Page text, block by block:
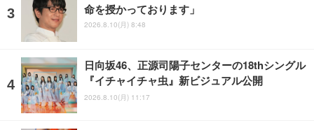
命を授かっております」
2026.8.10(月) 8:48
日向坂46、正源司陽子センターの18thシングル
『イチャイチャ虫』新ビジュアル公開
2026.8.10(月) 11:17